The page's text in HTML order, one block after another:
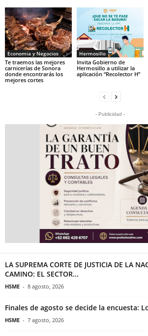
Economia y Negocios
Te traemos las mejores
carnicerías de Sonora
donde encontrarás los
mejores cortes
Hermosillo
Invita Gobierno de
Hermosillo a utilizar la
aplicación “Recolector H”
- Publicidad -
LA SUPREMA CORTE DE JUSTICIA DE LA
CAMINO: EL SECTOR...
HSME - 8 agosto, 2026
Finales de agosto se decide la encuesta:
HSME - 7 agosto, 2026